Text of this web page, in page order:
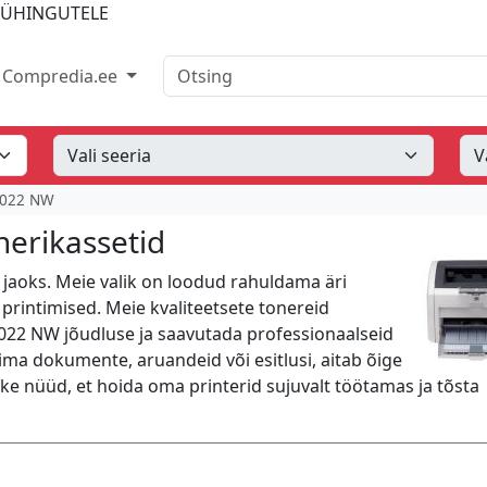
Compredia.ee Otsing
NW
Meie valik on loodud rahuldama äri
Meie kvaliteetsete tonereid
NW jõudluse ja saavutada professionaalseid
dokumente, aruandeid või esitlusi, aitab õige
nüüd, et hoida oma printerid sujuvalt töötamas ja tõsta